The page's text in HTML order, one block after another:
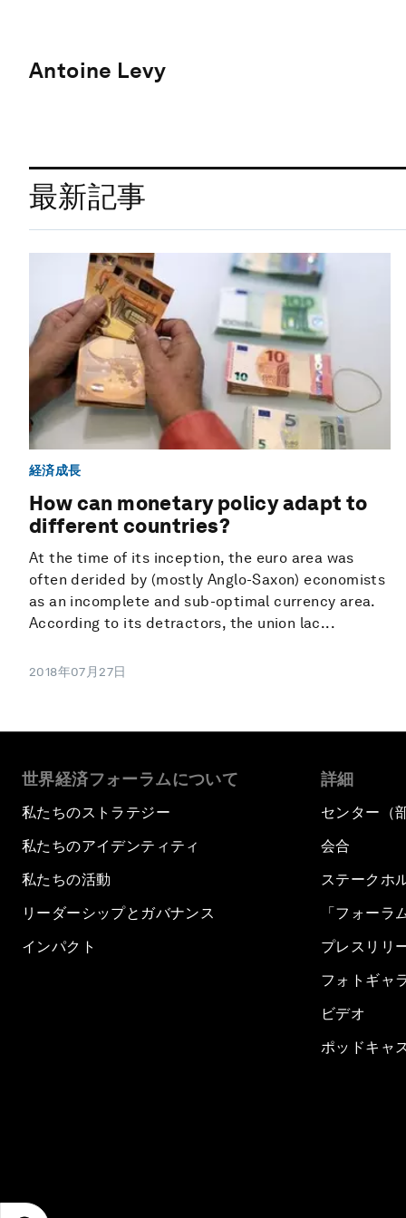
Antoine Levy
最新記事
経済成長
How can monetary policy adapt to
different countries?
At the time of its inception, the euro area was
often derided by (mostly Anglo-Saxon) economists
as an incomplete and sub-optimal currency area.
According to its detractors, the union lac...
2018年07月27日
世界経済フォーラムについて
私たちのストラテジー
私たちのアイデンティティ
私たちの活動
リーダーシップとガバナンス
インパクト
詳細
センター（
会合
ステークホ
「フォーラ
プレスリリ
フォトギャ
ビデオ
ポッドキャ